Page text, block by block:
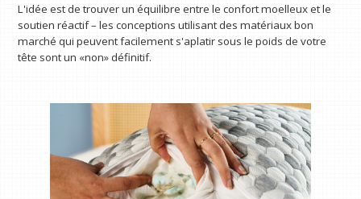
L'idée est de trouver un équilibre entre le confort moelleux et le
soutien réactif – les conceptions utilisant des matériaux bon
marché qui peuvent facilement s'aplatir sous le poids de votre
tête sont un «non» définitif.